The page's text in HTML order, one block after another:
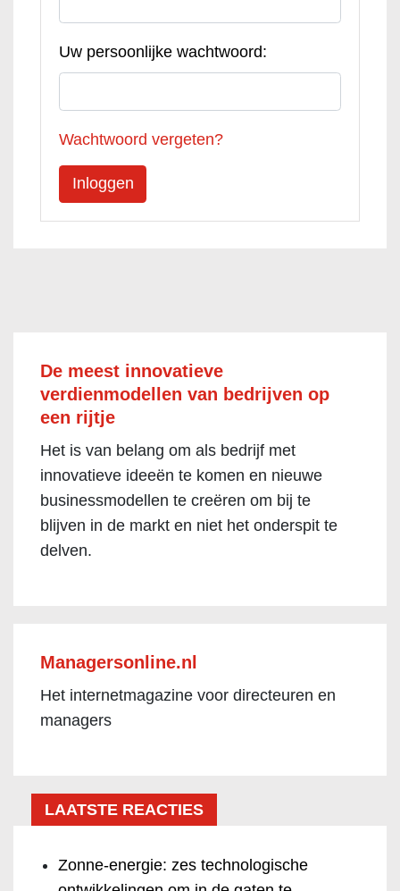
Uw persoonlijke wachtwoord:
Wachtwoord vergeten?
De meest innovatieve
verdienmodellen van bedrijven op
een rijtje
Het is van belang om als bedrijf met
innovatieve ideeën te komen en nieuwe
businessmodellen te creëren om bij te
blijven in de markt en niet het onderspit te
delven.
Managersonline.nl
Het internetmagazine voor directeuren en
managers
LAATSTE REACTIES
Zonne-energie: zes technologische